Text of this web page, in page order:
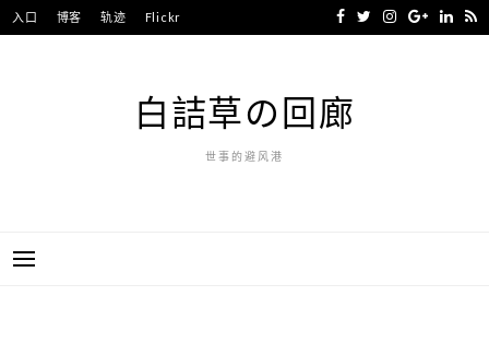
Skip
to
入口 博客 轨迹 Flickr
白詰草の回廊
世事的避风港